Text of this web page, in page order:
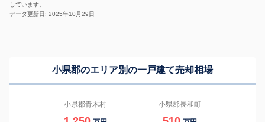
しています。
データ更新日: 2025年10月29日
小県郡のエリア別の一戸建て売却相場
小県郡青木村 小県郡長和町